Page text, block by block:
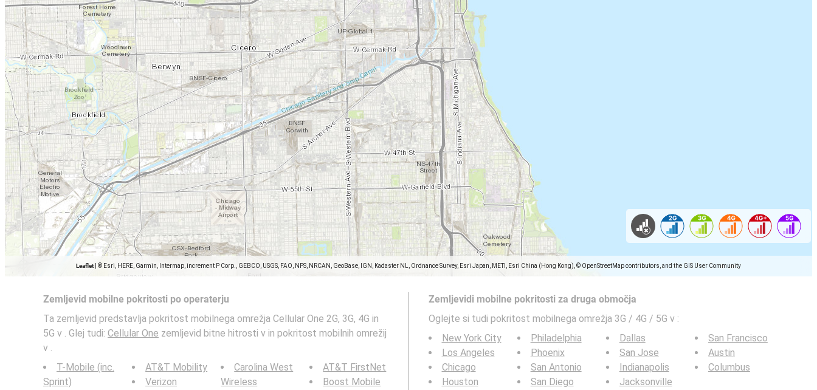
Leaflet © Esri, HERE, Garmin, Intermap, increment P Corp., GEBCO, USGS, FAO, NPS, NRCAN, GeoBase, IGN, Kadaster NL, Ordnance Survey, Esri Japan, METI, Esri China (Hong Kong), © OpenStreetMap contributors, and the GIS User Community
Zemljevid mobilne pokritosti po operaterju
Ta zemljevid predstavlja pokritost mobilnega omrežja Cellular One 2G, 3G, 4G in
5G v . Glej tudi: Cellular One zemljevid bitne hitrosti v in pokritost mobilnih omrežij
v .
T-Mobile (inc.
Sprint)
AT&T Mobility
Verizon
Carolina West
Wireless
AT&T FirstNet
Boost Mobile
Zemljevidi mobilne pokritosti za druga območja
Oglejte si tudi pokritost mobilnega omrežja 3G / 4G / 5G v :
New York City
Los Angeles
Chicago
Houston
Philadelphia
Phoenix
San Antonio
San Diego
Dallas
San Jose
Indianapolis
Jacksonville
San Francisco
Austin
Columbus